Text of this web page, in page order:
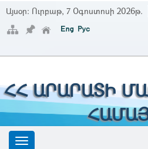
Այսօր: Ուրբաթ, 7 Օգոստոսի 2026թ.
ՀՀ ԱՐԱՐԱՏԻ